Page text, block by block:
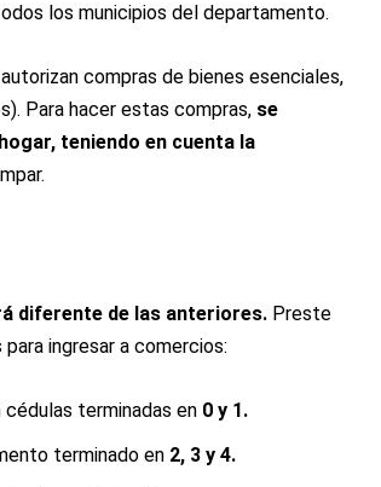
los municipios del departamento.
compras de bienes esenciales,
Para hacer estas compras, se
teniendo en cuenta la
diferente de las anteriores. Preste
ingresar a comercios:
terminadas en 0 y 1.
terminado en 2, 3 y 4.